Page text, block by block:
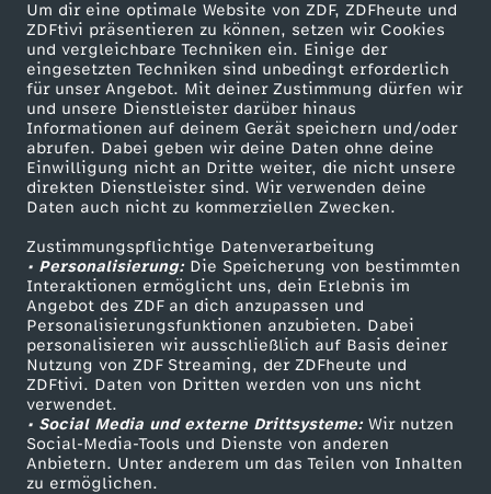
Um dir eine optimale Website von ZDF, ZDFheute und
ZDFtivi präsentieren zu können, setzen wir Cookies
und vergleichbare Techniken ein. Einige der
eingesetzten Techniken sind unbedingt erforderlich
für unser Angebot. Mit deiner Zustimmung dürfen wir
und unsere Dienstleister darüber hinaus
Informationen auf deinem Gerät speichern und/oder
abrufen. Dabei geben wir deine Daten ohne deine
Einwilligung nicht an Dritte weiter, die nicht unsere
direkten Dienstleister sind. Wir verwenden deine
Daten auch nicht zu kommerziellen Zwecken.
Zustimmungspflichtige Datenverarbeitung
• Personalisierung:Die Speicherung von bestimmten
Interaktionen ermöglicht uns, dein Erlebnis im
Angebot des ZDF an dich anzupassen und
Personalisierungsfunktionen anzubieten. Dabei
personalisieren wir ausschließlich auf Basis deiner
Nutzung von ZDF Streaming, der ZDFheute und
ZDFtivi. Daten von Dritten werden von uns nicht
verwendet.
• Social Media und externe Drittsysteme:Wir nutzen
Social-Media-Tools und Dienste von anderen
Anbietern. Unter anderem um das Teilen von Inhalten
zu ermöglichen.
Mehr ZDF
ZDF-Apps
Smart TV
ZDFtext
Livestreams
Sendungen A-Z
TV-Programm
Service
ZDFmitreden
Kontakt zum ZDF
Tickets
Zuschauerservice
Hilfe
ZDF Unternehmen
Karriere